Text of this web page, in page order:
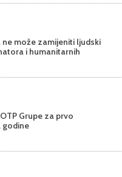
ne može zamijeniti ljudski
i humanitarnih
Grupe za prvo
godine